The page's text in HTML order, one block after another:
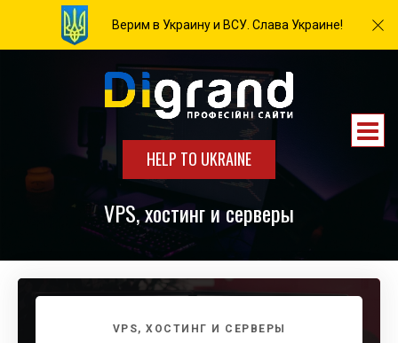
Верим в Украину и ВСУ. Слава Украине!
HELP TO UKRAINE
VPS, хостинг и серверы
VPS, ХОСТИНГ И СЕРВЕРЫ